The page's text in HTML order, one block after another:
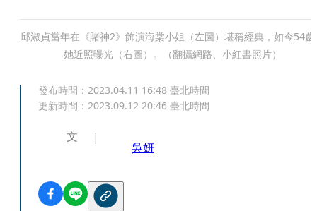
邱淑貞當年在《賭神2》飾演海棠小姐（左圖）堪稱經典，如今54
她近照曝光（右圖）。（翻攝網路、小紅書照片）
發布時間： 2023.04.11 16:48 臺北時間
更新時間： 2023.09.12 20:46 臺北時間
文
吳妍